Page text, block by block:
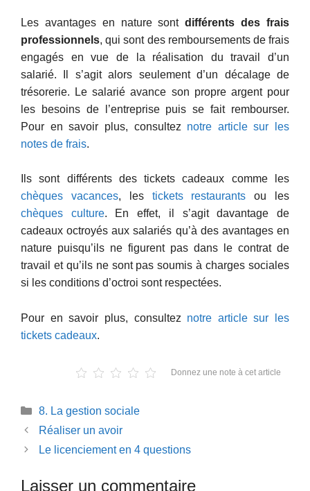
Les avantages en nature sontdifférents des frais
professionnels, qui sont des remboursements de frais
engagés en vue de la réalisation du travail d’un
salarié. Il s’agit alors seulement d’un décalage de
trésorerie. Le salarié avance son propre argent pour
les besoins de l’entreprise puis se fait rembourser.
Pour en savoir plus, consultez notre article sur les
notes de frais.
Ils sont différents des tickets cadeaux comme les
chèques vacances, les tickets restaurants ou les
chèques culture. En effet, il s’agit davantage de
cadeaux octroyés aux salariés qu’à des avantages en
nature puisqu’ils ne figurent pas dans le contrat de
travail et qu’ils ne sont pas soumis à charges sociales
si les conditions d’octroi sont respectées.
Pour en savoir plus, consultez notre article sur les
tickets cadeaux.
Donnez une note à cet article
Catégories
8. La gestion sociale
Réaliser un avoir
Le licenciement en 4 questions
Laisser un commentaire